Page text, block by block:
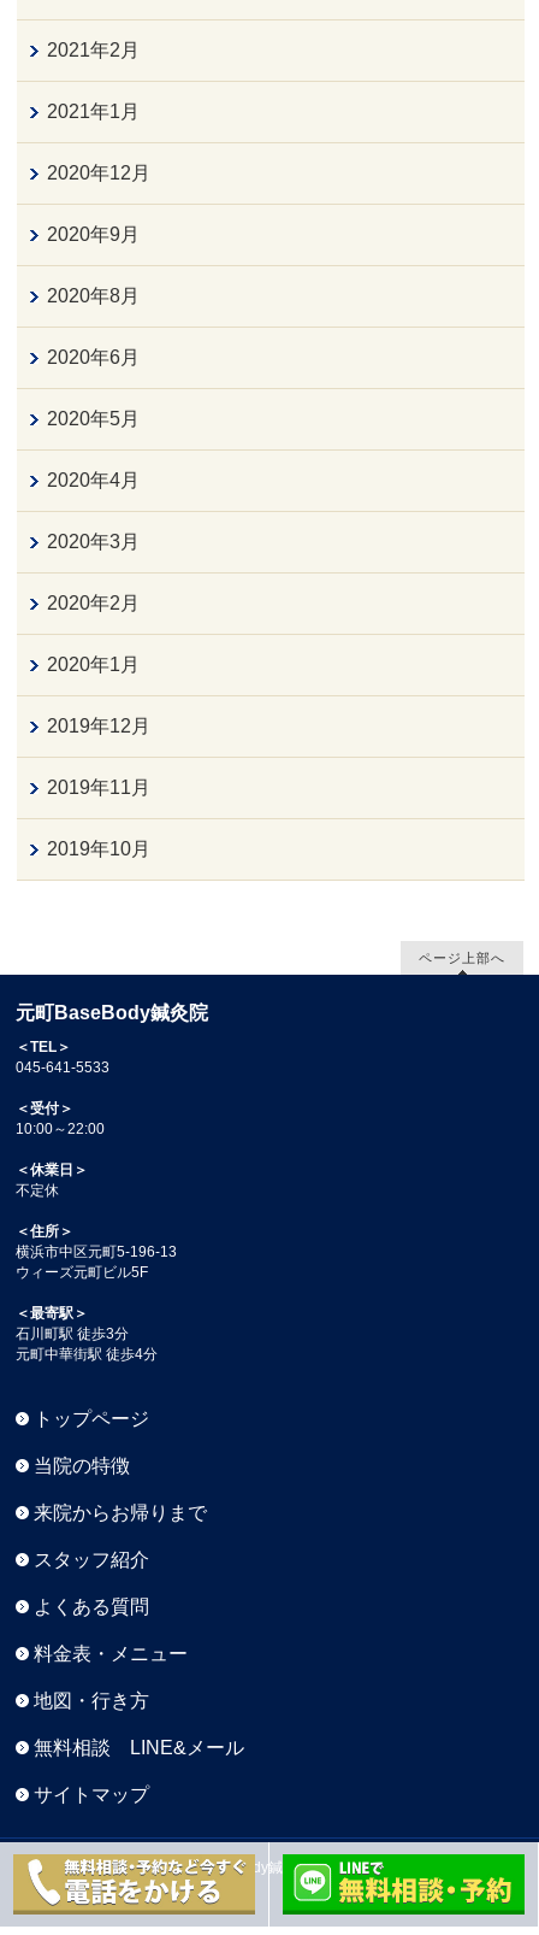
2021年2月
2021年1月
2020年12月
2020年9月
2020年8月
2020年6月
2020年5月
2020年4月
2020年3月
2020年2月
2020年1月
2019年12月
2019年11月
2019年10月
ページ上部へ
元町BaseBody鍼灸院
＜TEL＞
045-641-5533
＜受付＞
10:00～22:00
＜休業日＞
不定休
＜住所＞
横浜市中区元町5-196-13
ウィーズ元町ビル5F
＜最寄駅＞
石川町駅 徒歩3分
元町中華街駅 徒歩4分
トップページ
当院の特徴
来院からお帰りまで
スタッフ紹介
よくある質問
料金表・メニュー
地図・行き方
無料相談 LINE&メール
サイトマップ
Copyright © 元町BaseBody鍼灸院 All Rights Reserved.